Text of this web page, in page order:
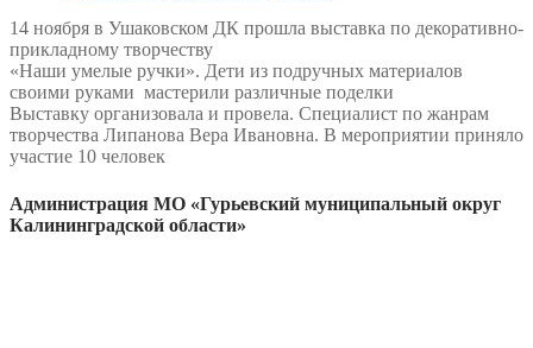
14 ноября в Ушаковском ДК прошла выставка по декоративно-
прикладному творчеству
«Наши умелые ручки». Дети из подручных материалов
своими руками мастерили различные поделки
Выставку организовала и провела. Специалист по жанрам
творчества Липанова Вера Ивановна. В мероприятии приняло
участие 10 человек
Администрация МО «Гурьевский муниципальный округ
Калининградской области»